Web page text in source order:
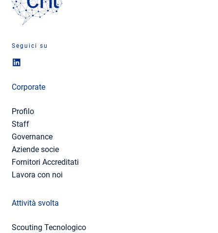
Seguici su
Corporate
Profilo
Staff
Governance
Aziende socie
Fornitori Accreditati
Lavora con noi
Attività svolta
Scouting Tecnologico